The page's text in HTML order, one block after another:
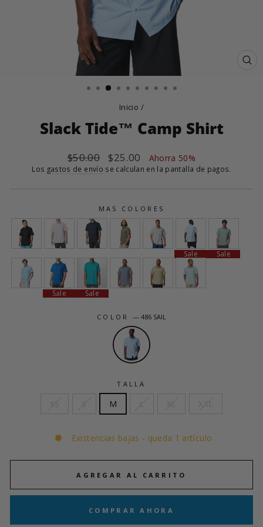
Inicio /
Slack Tide™ Camp Shirt
Precio
habitual
$50.00
Precio
de
$25.00 Ahorra 50%
Los gastos de envío se calculan en la pantalla de pagos.
MAS COLORES
Sale Sale
Sale Sale
COLOR — 486 SAIL
TALLA
M
Existencias bajas - queda 1 artículo
AGREGAR AL CARRITO
COMPRAR AHORA